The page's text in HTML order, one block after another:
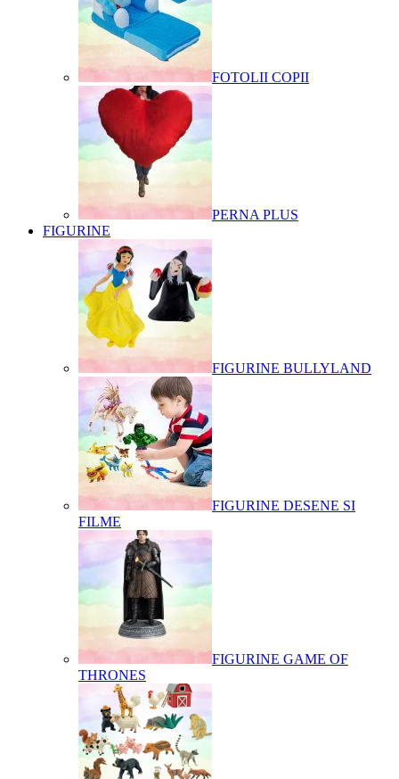
FOTOLII COPII
PERNA PLUS
FIGURINE
FIGURINE BULLYLAND
FIGURINE DESENE SI
FILME
FIGURINE GAME OF
THRONES